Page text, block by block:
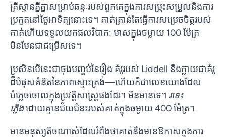
គ្រីស្ទាន​គ្នីគ្នា​សម្រាប់​ឆន្ទៈ​របស់​ពួកគេ​ក្នុង​ការ​សម្រុះសម្រួល​និង​ការ​
ប្រកួត​នៅ​ថ្ងៃ​អាទិត្យ​នោះ​ទេ។ គាត់គ្រាន់តែធ្វើការសម្រេចចិត្តរបស់
គាត់ហើយទទួលយកផលវិបាក: មាសក្នុងចម្ងាយ 100 ម៉ែត្រ
មិនមែនជាជម្រើសទេ។
ប្រសិនបើនេះជាចុងបញ្ចប់នៃរឿង គំរូរបស់ Liddell នឹងក្លាយជាគំរូ
ដ៏បំផុសគំនិតនៃភាពស្មោះត្រង់—ហើយក៏ជាលេខយោងដែល
បំភ្លេចចោលក្នុងប្រវត្តិសាស្ត្រផងដែរ។ មិនមានទេ។ រទេះ
ភ្លើងដោយគ្មានជ័យជំនះរបស់គាត់ក្នុងចម្ងាយ 400 ម៉ែត្រ។
មានមនុស្សតិចណាស់ដែលរំពឹងថាគាត់នឹងមានឱកាសក្នុងការ